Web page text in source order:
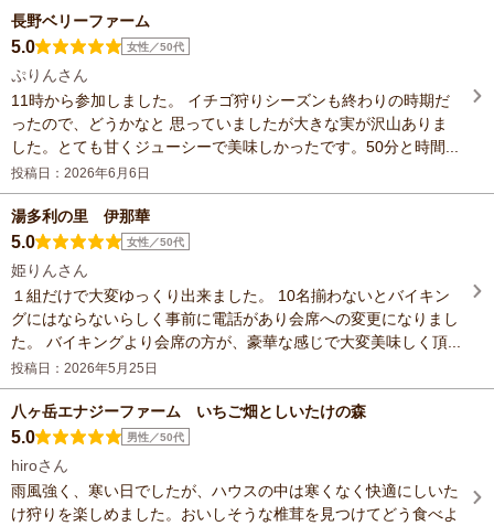
長野ベリーファーム
5.0 女性／50代
ぷりんさん
11時から参加しました。 イチゴ狩りシーズンも終わりの時期だ
ったので、どうかなと 思っていましたが大きな実が沢山ありま
した。とても甘くジューシーで美味しかったです。50分と時間...
投稿日：2026年6月6日
湯多利の里 伊那華
5.0 女性／50代
姫りんさん
１組だけで大変ゆっくり出来ました。 10名揃わないとバイキン
グにはならないらしく事前に電話があり会席への変更になりまし
た。 バイキングより会席の方が、豪華な感じで大変美味しく頂...
投稿日：2026年5月25日
八ヶ岳エナジーファーム いちご畑としいたけの森
5.0 男性／50代
hiroさん
雨風強く、寒い日でしたが、ハウスの中は寒くなく快適にしいた
け狩りを楽しめました。おいしそうな椎茸を見つけてどう食べよ